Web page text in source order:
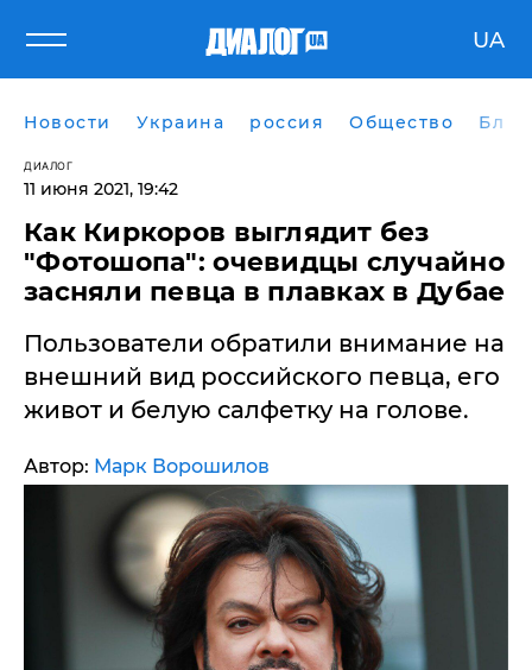
UA
Новости Украина россия Общество
ДИАЛОГ
11 июня 2021, 19:42
Как Киркоров выглядит без
"Фотошопа": очевидцы случайно
засняли певца в плавках в Дубае
Пользователи обратили внимание на
внешний вид российского певца, его
живот и белую салфетку на голове.
Автор: Марк Ворошилов